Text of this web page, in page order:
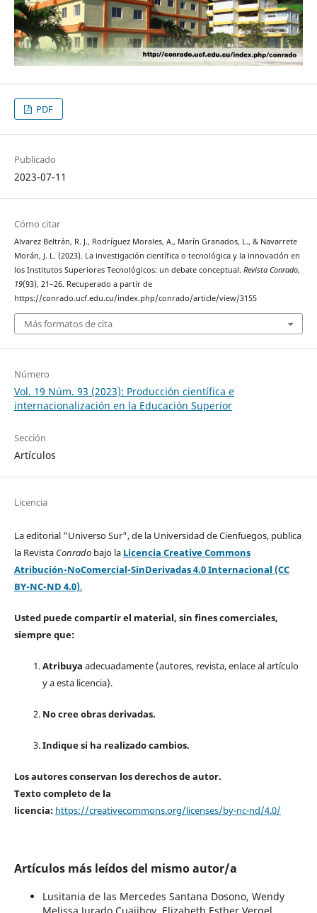
PDF
Publicado
2023-07-11
Cómo citar
Alvarez Beltrán, R. J., Rodríguez Morales, A., Marín Granados, L., & Navarrete
Morán, J. L. (2023). La investigación científica o tecnológica y la innovación en
los Institutos Superiores Tecnológicos: un debate conceptual. Revista Conrado,
19(93), 21–26. Recuperado a partir de
https://conrado.ucf.edu.cu/index.php/conrado/article/view/3155
Más formatos de cita
Número
Vol. 19 Núm. 93 (2023): Producción científica e
internacionalización en la Educación Superior
Sección
Artículos
Licencia
La editorial "Universo Sur", de la Universidad de Cienfuegos, publica
la Revista Conradobajo la Licencia Creative Commons
Atribución-NoComercial-SinDerivadas 4.0 Internacional (CC
BY-NC-ND 4.0).
Usted puede compartir el material, sin fines comerciales,
siempre que:
Atribuya adecuadamente (autores, revista, enlace al artículo
y a esta licencia).
No cree obras derivadas.
Indique si ha realizado cambios.
Los autores conservan los derechos de autor.
Texto completo de la
licencia: https://creativecommons.org/licenses/by-nc-nd/4.0/
Artículos más leídos del mismo autor/a
Lusitania de las Mercedes Santana Dosono, Wendy